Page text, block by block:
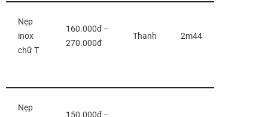
Nẹp
inox
chữ T
160.000đ –
270.000đ
Thanh 2m44
Nẹp
150.000đ –